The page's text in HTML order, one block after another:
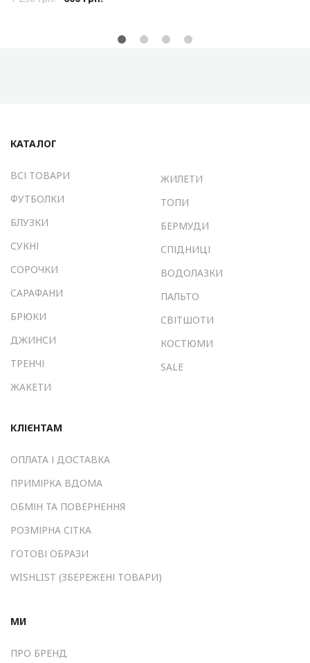
КАТАЛОГ
ВСІ ТОВАРИ
ФУТБОЛКИ
БЛУЗКИ
СУКНІ
СОРОЧКИ
САРАФАНИ
БРЮКИ
ДЖИНСИ
ТРЕНЧІ
ЖАКЕТИ
ЖИЛЕТИ
ТОПИ
БЕРМУДИ
СПІДНИЦІ
ВОДОЛАЗКИ
ПАЛЬТО
СВІТШОТИ
КОСТЮМИ
SALE
КЛІЄНТАМ
ОПЛАТА І ДОСТАВКА
ПРИМІРКА ВДОМА
ОБМІН ТА ПОВЕРНЕННЯ
РОЗМІРНА СІТКА
ГОТОВІ ОБРАЗИ
WISHLIST (ЗБЕРЕЖЕНІ ТОВАРИ)
МИ
ПРО БРЕНД